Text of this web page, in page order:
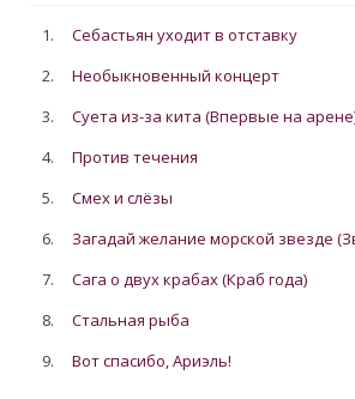
1.
Себастьян уходит в отставку
2.
Необыкновенный концерт
3.
Суета из-за кита (Впервые на
4.
Против течения
5.
Смех и слёзы
6.
Загадай желание морской звезде
7.
Сага о двух крабах (Краб года)
8.
Стальная рыба
9.
Вот спасибо, Ариэль!